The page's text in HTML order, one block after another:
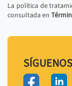
La política de
consultada en
SÍGUENOS